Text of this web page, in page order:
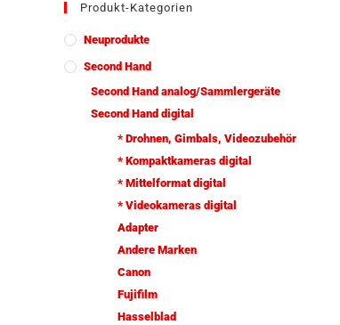
Produkt-Kategorien
Neuprodukte
Second Hand
Second Hand analog/Sammlergeräte
Second Hand digital
* Drohnen, Gimbals, Videozubehör
* Kompaktkameras digital
* Mittelformat digital
* Videokameras digital
Adapter
Andere Marken
Canon
Fujifilm
Hasselblad